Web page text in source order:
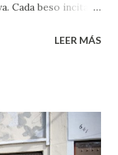
Cada beso incita
El problema es
Pero incluso
no son expertos
LEER MÁS